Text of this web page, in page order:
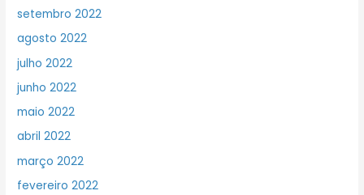
setembro 2022
agosto 2022
julho 2022
junho 2022
maio 2022
abril 2022
março 2022
fevereiro 2022